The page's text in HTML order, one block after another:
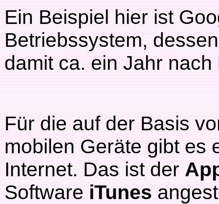
Ein Beispiel hier ist
Betriebssystem,
damit ca. ein Jahr
Für die auf der Basis
mobilen Geräte gibt es
Internet. Das ist der
SoftwareiTunes